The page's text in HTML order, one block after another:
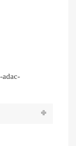
adac-